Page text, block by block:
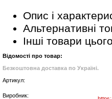
Опис і
Альтернативні
Інші товари
Відомості про товар:
Безкоштовна доставка по Україні.
Артикул:
Виробник: